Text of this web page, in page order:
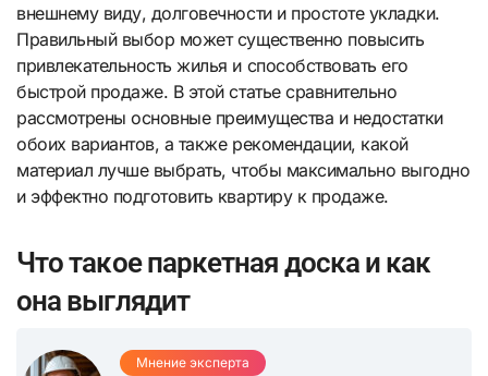
внешнему виду, долговечности и простоте укладки.
Правильный выбор может существенно повысить
привлекательность жилья и способствовать его
быстрой продаже. В этой статье сравнительно
рассмотрены основные преимущества и недостатки
обоих вариантов, а также рекомендации, какой
материал лучше выбрать, чтобы максимально выгодно
и эффектно подготовить квартиру к продаже.
Что такое паркетная доска и как
она выглядит
Мнение эксперта